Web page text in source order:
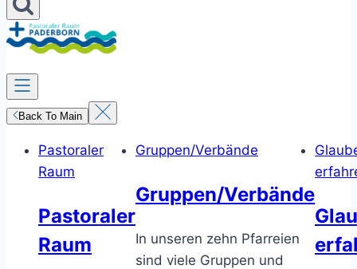
Back To Main
Pastoraler
Raum
Pastoraler
Raum
Gruppen/Verbände
Gruppen/Verbände
In unseren zehn Pfarreien
sind viele Gruppen und